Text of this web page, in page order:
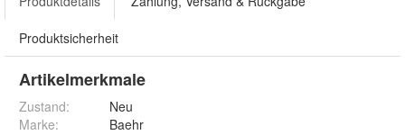
Produktsicherheit
Artikelmerkmale
Zustand:
Neu
Marke:
Baehr